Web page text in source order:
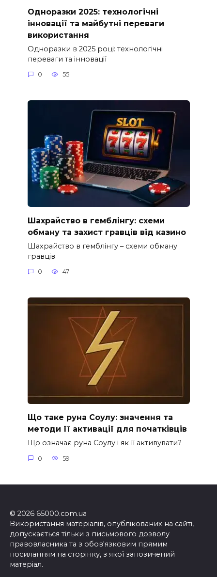
Одноразки 2025: технологічні
інновації та майбутні переваги
використання
Одноразки в 2025 році: технологічні
переваги та інновації
0 55
Шахрайство в гемблінгу: схеми
обману та захист гравців від казино
Шахрайство в гемблінгу – схеми обману
гравців
0 47
Що таке руна Соулу: значення та
методи її активації для початківців
Що означає руна Соулу і як її активувати?
0 59
© 2026 65000.com.ua
Використання матеріалів, опублікованих на сайті,
допускається тільки з письмового дозволу
правовласника та з обов'язковим прямим
посиланням на сторінку, з якої запозичений
матеріал.